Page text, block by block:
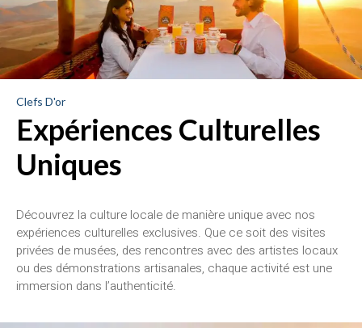
Clefs D'or
Expériences Culturelles
Uniques
Découvrez la culture locale de manière unique avec nos
expériences culturelles exclusives. Que ce soit des visites
privées de musées, des rencontres avec des artistes locaux
ou des démonstrations artisanales, chaque activité est une
immersion dans l’authenticité.